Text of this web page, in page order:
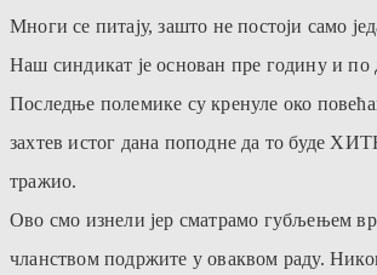
Многи се питају, зашто не постоји само
Наш синдикат је основан пре годину и
Последње полемике су кренуле око
захтев истог дана поподне да то буде
тражио.
Ово смо изнели јер сматрамо губљењем
чланством подржите у оваквом раду.